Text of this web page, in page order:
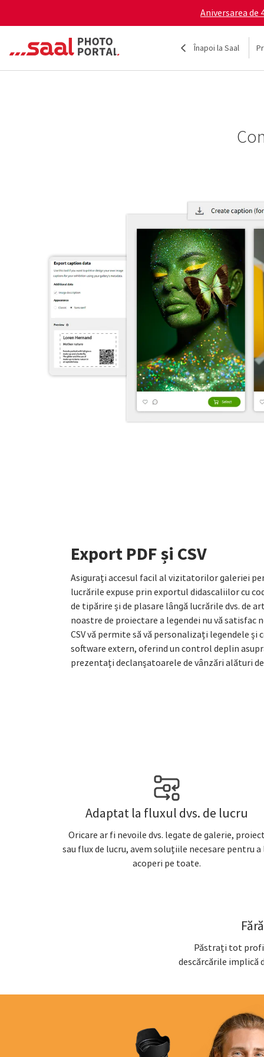
Aniversarea de
Înapoi la Saal
Export PDF și CSV
Asigurați accesul facil al vizitatorilor galeriei
lucrările expuse prin exportul didascaliilor cu
de tipărire și de plasare lângă lucrările dvs. de
noastre de proiectare a legendei nu vă satisfac
CSV vă permite să vă personalizați legendele și
software extern, oferind un control deplin
prezentați declanșatoarele de vânzări alături
Adaptat la fluxul dvs. de lucru
Oricare ar fi nevoile dvs. legate de galerie,
sau flux de lucru, avem soluțiile necesare pentru a
acoperi pe toate.
Păstrați tot
descărcările implică